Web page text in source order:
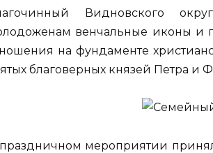
Видновского
венчальные иконы и
на фундаменте
благоверных князей Петра и
мероприятии